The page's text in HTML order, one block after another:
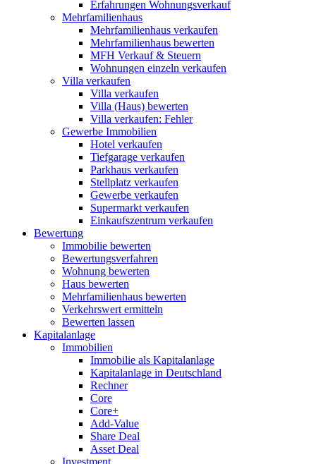
Erfahrungen Wohnungsverkauf
Mehrfamilienhaus
Mehrfamilienhaus verkaufen
Mehrfamilienhaus bewerten
MFH Verkauf & Steuern
Wohnungen einzeln verkaufen
Villa verkaufen
Villa verkaufen
Villa (Haus) bewerten
Villa verkaufen: Fehler
Gewerbe Immobilien
Hotel verkaufen
Tiefgarage verkaufen
Parkhaus verkaufen
Stellplatz verkaufen
Gewerbe verkaufen
Supermarkt verkaufen
Einkaufszentrum verkaufen
Bewertung
Immobilie bewerten
Bewertungsverfahren
Wohnung bewerten
Haus bewerten
Mehrfamilienhaus bewerten
Verkehrswert ermitteln
Bewerten lassen
Kapitalanlage
Immobilien
Immobilie als Kapitalanlage
Kapitalanlage in Deutschland
Rechner
Core
Core+
Add-Value
Share Deal
Asset Deal
Investment